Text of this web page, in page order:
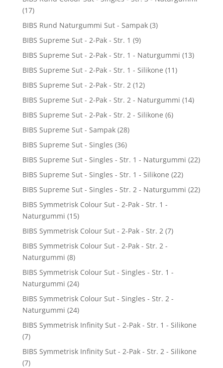
(17)
BIBS Rund Naturgummi Sut - Sampak (3)
BIBS Supreme Sut - 2-Pak - Str. 1 (9)
BIBS Supreme Sut - 2-Pak - Str. 1 - Naturgummi (13)
BIBS Supreme Sut - 2-Pak - Str. 1 - Silikone (11)
BIBS Supreme Sut - 2-Pak - Str. 2 (12)
BIBS Supreme Sut - 2-Pak - Str. 2 - Naturgummi (14)
BIBS Supreme Sut - 2-Pak - Str. 2 - Silikone (6)
BIBS Supreme Sut - Sampak (28)
BIBS Supreme Sut - Singles (36)
BIBS Supreme Sut - Singles - Str. 1 - Naturgummi (22)
BIBS Supreme Sut - Singles - Str. 1 - Silikone (22)
BIBS Supreme Sut - Singles - Str. 2 - Naturgummi (22)
BIBS Symmetrisk Colour Sut - 2-Pak - Str. 1 -
Naturgummi (15)
BIBS Symmetrisk Colour Sut - 2-Pak - Str. 2 (7)
BIBS Symmetrisk Colour Sut - 2-Pak - Str. 2 -
Naturgummi (8)
BIBS Symmetrisk Colour Sut - Singles - Str. 1 -
Naturgummi (24)
BIBS Symmetrisk Colour Sut - Singles - Str. 2 -
Naturgummi (24)
BIBS Symmetrisk Infinity Sut - 2-Pak - Str. 1 - Silikone
(7)
BIBS Symmetrisk Infinity Sut - 2-Pak - Str. 2 - Silikone
(7)